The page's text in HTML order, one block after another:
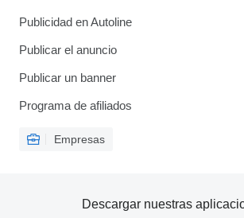
Publicidad en Autoline
Publicar el anuncio
Publicar un banner
Programa de afiliados
Empresas
Descargar nuestras